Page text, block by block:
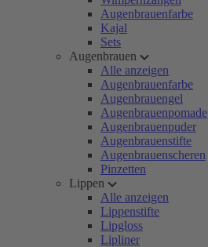
Augenbrauenfarbe
Kajal
Sets
Augenbrauen
Alle anzeigen
Augenbrauenfarbe
Augenbrauengel
Augenbrauenpomade
Augenbrauenpuder
Augenbrauenstifte
Augenbrauenscheren
Pinzetten
Lippen
Alle anzeigen
Lippenstifte
Lipgloss
Lipliner